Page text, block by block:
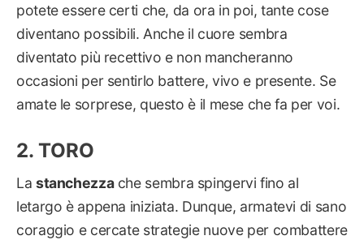
potete essere certi che, da ora in poi, tante cose
diventano possibili. Anche il cuore sembra
diventato più recettivo e non mancheranno
occasioni per sentirlo battere, vivo e presente. Se
amate le sorprese, questo è il mese che fa per voi.
TORO
La stanchezzache sembra spingervi fino al
letargo è appena iniziata. Dunque, armatevi di sano
coraggio e cercate strategie nuove per combattere